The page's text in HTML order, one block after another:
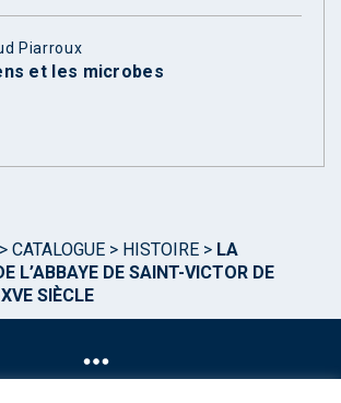
Piarroux
et les microbes
> CATALOGUE > HISTOIRE > LA
L’ABBAYE DE SAINT-VICTOR DE
SIÈCLE